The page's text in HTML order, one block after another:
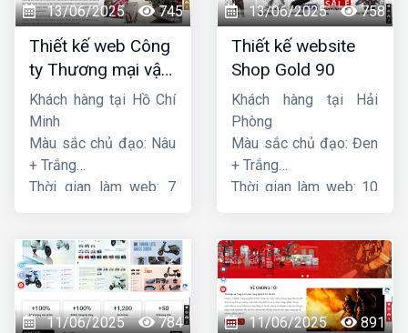
13/06/2025 745
Thiết kế web Công
ty Thương mại vận
tải Song Bằng
Khách hàng tại Hồ Chí
Minh
Màu sắc chủ đạo: Nâu
+ Trắng
Thời gian làm web: 7
13/06/2025 758
Thiết kế website
Shop Gold 90
Khách hàng tại Hải
Phòng
Màu sắc chủ đạo: Đen
+ Trắng
Thời gian làm web: 10
11/06/2025 784 11/06/2025 891